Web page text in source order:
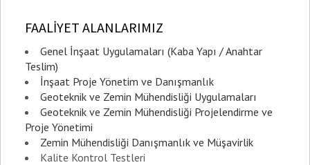
FAALİYET ALANLARIMIZ
Genel İnşaat Uygulamaları (Kaba Yapı / Anahtar
Teslim)
İnşaat Proje Yönetim ve Danışmanlık
Geoteknik ve Zemin Mühendisliği Uygulamaları
Geoteknik ve Zemin Mühendisliği Projelendirme ve
Proje Yönetimi
Zemin Mühendisliği Danışmanlık ve Müşavirlik
Kalite Kontrol Testleri